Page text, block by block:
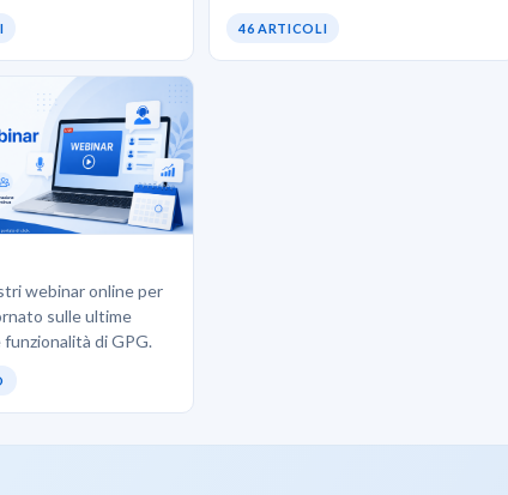
teoria inutile. Ideali quando…
46 ARTICOLI
webinar online per
sulle ultime
di GPG.